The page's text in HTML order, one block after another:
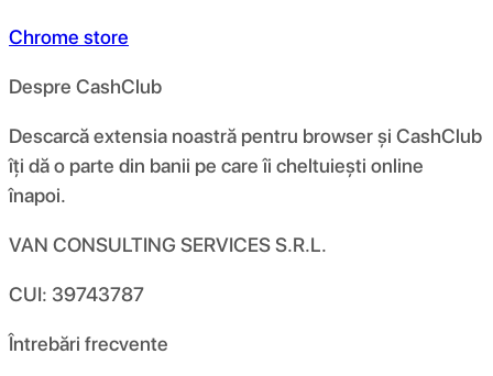
Chrome store
Despre CashClub
Descarcă extensia noastră pentru browser și CashClub
îți dă o parte din banii pe care îi cheltuiești online
înapoi.
VAN CONSULTING SERVICES S.R.L.
CUI: 39743787
Întrebări frecvente